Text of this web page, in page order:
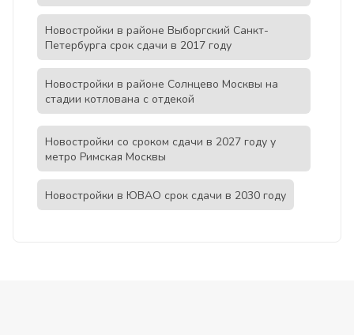
Новостройки в районе Выборгский Санкт-
Петербурга срок сдачи в 2017 году
Новостройки в районе Солнцево Москвы на
стадии котлована с отдекой
Новостройки со сроком сдачи в 2027 году у
метро Римская Москвы
Новостройки в ЮВАО срок сдачи в 2030 году